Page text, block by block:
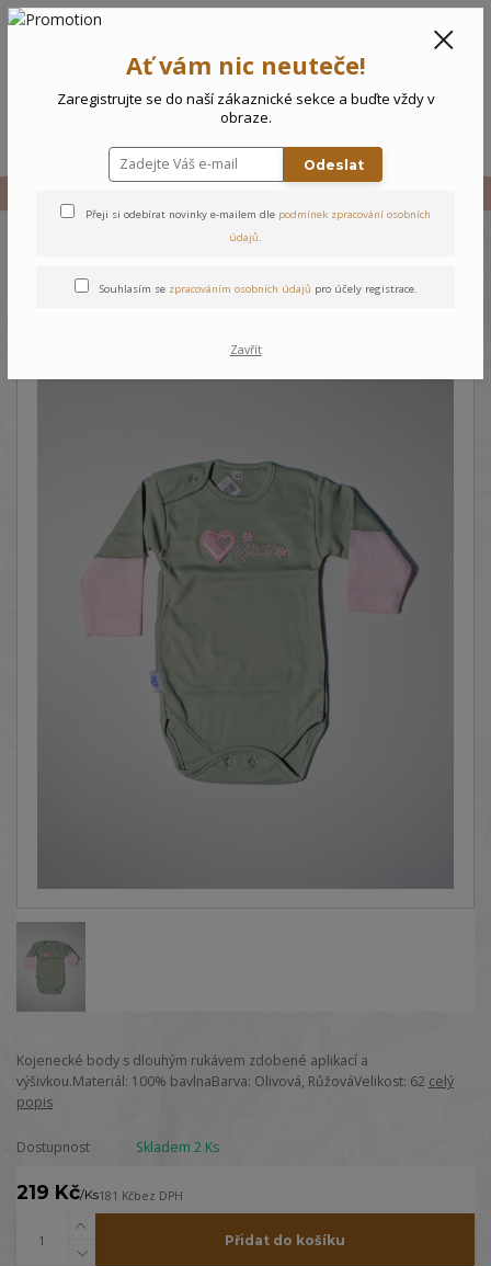
Kojenecké body Srdíčko
Kojenecké body s dlouhým rukávem zdobené aplikací a
výšivkou.Materiál: 100% bavlnaBarva: Olivová, RůžováVelikost: 62 celý
popis
Dostupnost Skladem 2 Ks
219 Kč/Ks181 Kčbez DPH
Přidat do košíku
Ať vám nic neuteče!
Zaregistrujte se do naší zákaznické sekce a buďte vždy v
obraze.
Odeslat
Přeji si odebírat novinky e-mailem dle podmínek zpracování osobních
údajů.
Souhlasím se zpracováním osobních údajů pro účely registrace.
Zavřít